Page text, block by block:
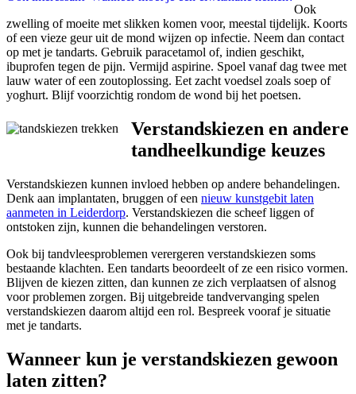
Ook
zwelling of moeite met slikken komen voor, meestal tijdelijk. Koorts
of een vieze geur uit de mond wijzen op infectie. Neem dan contact
op met je tandarts. Gebruik paracetamol of, indien geschikt,
ibuprofen tegen de pijn. Vermijd aspirine. Spoel vanaf dag twee met
lauw water of een zoutoplossing. Eet zacht voedsel zoals soep of
yoghurt. Blijf voorzichtig rondom de wond bij het poetsen.
Verstandskiezen en andere
tandheelkundige keuzes
Verstandskiezen kunnen invloed hebben op andere behandelingen.
Denk aan implantaten, bruggen of een nieuw kunstgebit laten
aanmeten in Leiderdorp. Verstandskiezen die scheef liggen of
ontstoken zijn, kunnen die behandelingen verstoren.
Ook bij tandvleesproblemen verergeren verstandskiezen soms
bestaande klachten. Een tandarts beoordeelt of ze een risico vormen.
Blijven de kiezen zitten, dan kunnen ze zich verplaatsen of alsnog
voor problemen zorgen. Bij uitgebreide tandvervanging spelen
verstandskiezen daarom altijd een rol. Bespreek vooraf je situatie
met je tandarts.
Wanneer kun je verstandskiezen gewoon
laten zitten?